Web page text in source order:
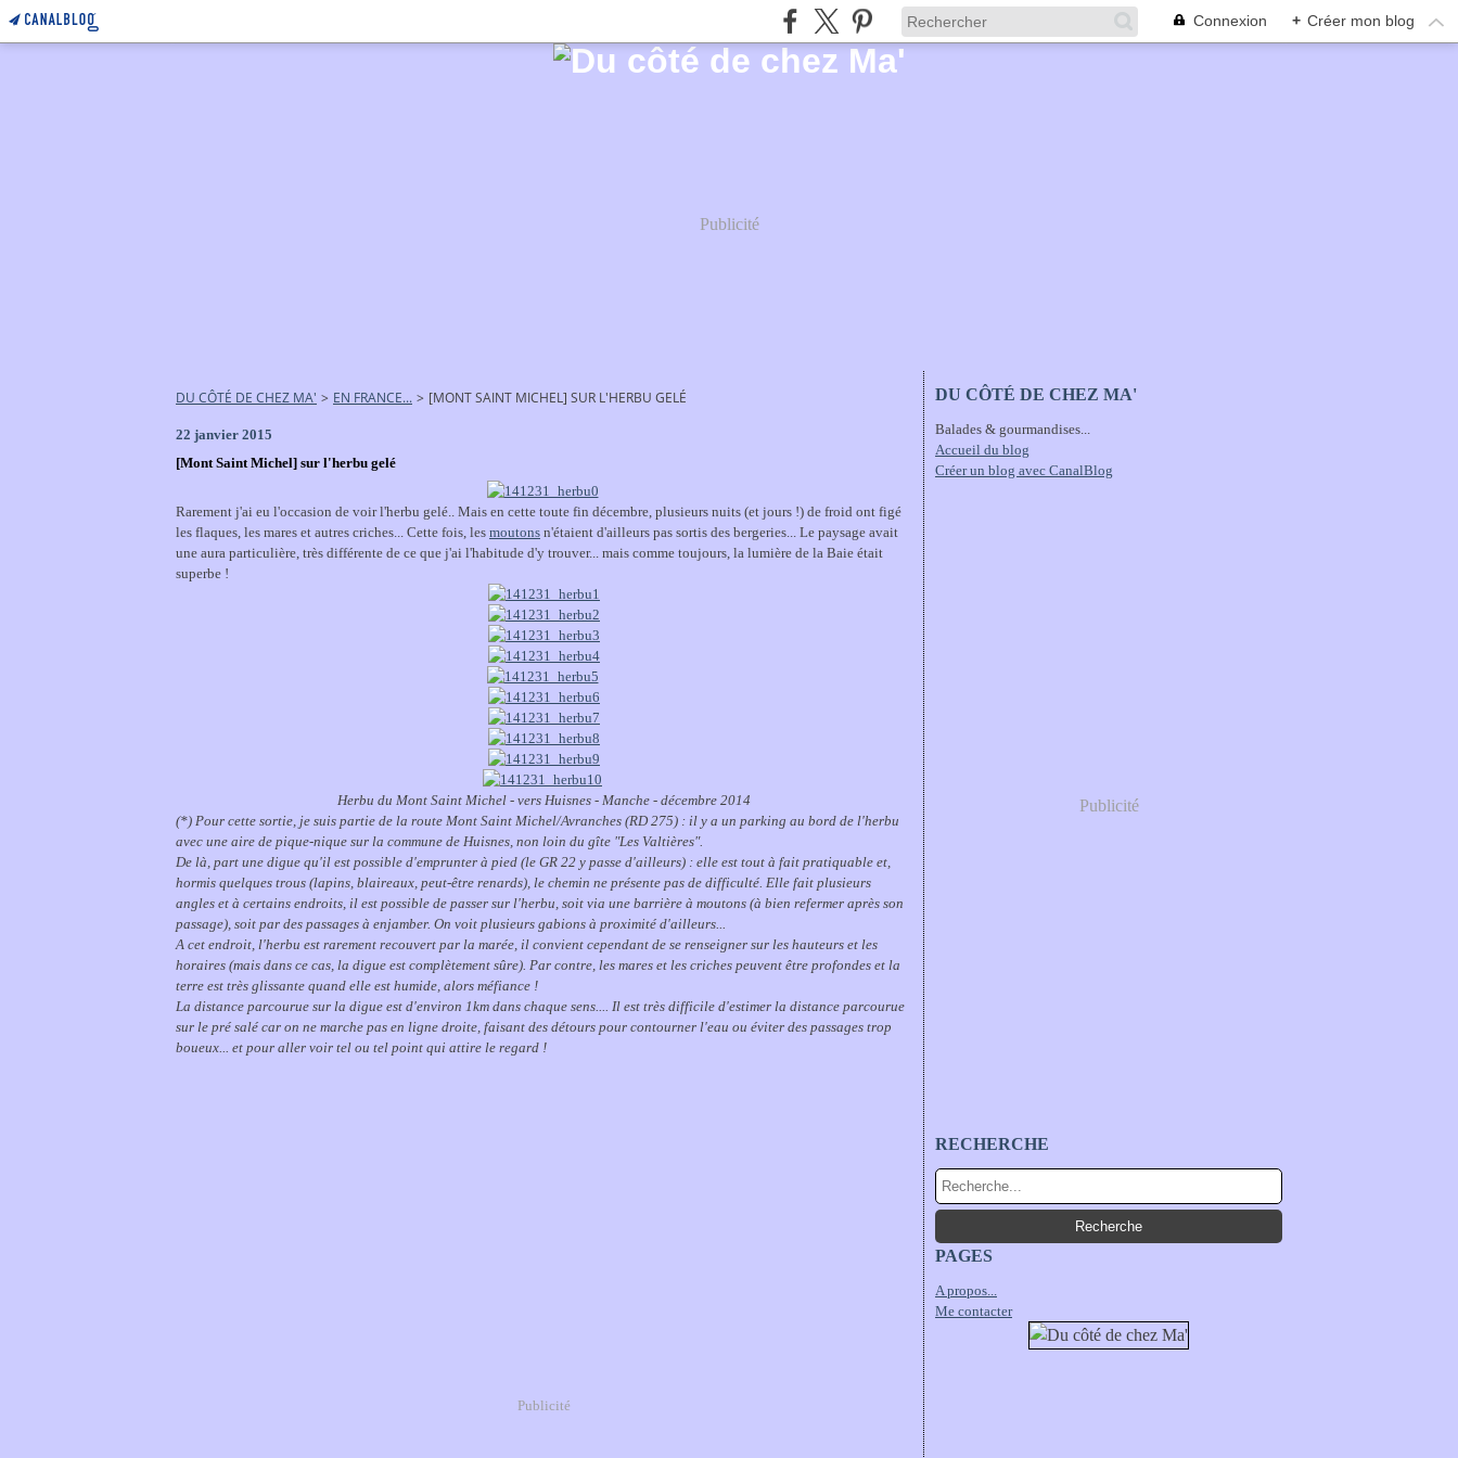
Connexion + Créer mon blog
Publicité
DU CÔTÉ DE CHEZ MA' > EN FRANCE... > [MONT SAINT MICHEL] SUR L'HERBU GELÉ
22 janvier 2015
[Mont Saint Michel] sur l'herbu gelé
Rarement j'ai eu l'occasion de voir l'herbu gelé.. Mais en cette toute fin décembre, plusieurs nuits (et jours !) de froid ont figé
les flaques, les mares et autres criches... Cette fois, les moutons n'étaient d'ailleurs pas sortis des bergeries... Le paysage avait
une aura particulière, très différente de ce que j'ai l'habitude d'y trouver... mais comme toujours, la lumière de la Baie était
superbe !
Herbu du Mont Saint Michel - vers Huisnes - Manche - décembre 2014
(*) Pour cette sortie, je suis partie de la route Mont Saint Michel/Avranches (RD 275) : il y a un parking au bord de l'herbu
avec une aire de pique-nique sur la commune de Huisnes, non loin du gîte "Les Valtières".
De là, part une digue qu'il est possible d'emprunter à pied (le GR 22 y passe d'ailleurs) : elle est tout à fait pratiquable et,
hormis quelques trous (lapins, blaireaux, peut-être renards), le chemin ne présente pas de difficulté. Elle fait plusieurs
angles et à certains endroits, il est possible de passer sur l'herbu, soit via une barrière à moutons (à bien refermer après son
passage), soit par des passages à enjamber. On voit plusieurs gabions à proximité d'ailleurs...
A cet endroit, l'herbu est rarement recouvert par la marée, il convient cependant de se renseigner sur les hauteurs et les
horaires (mais dans ce cas, la digue est complètement sûre). Par contre, les mares et les criches peuvent être profondes et la
terre est très glissante quand elle est humide, alors méfiance !
La distance parcourue sur la digue est d'environ 1km dans chaque sens.... Il est très difficile d'estimer la distance parcourue
sur le pré salé car on ne marche pas en ligne droite, faisant des détours pour contourner l'eau ou éviter des passages trop
boueux... et pour aller voir tel ou tel point qui attire le regard !
Publicité
DU CÔTÉ DE CHEZ MA'
Balades & gourmandises...
Accueil du blog
Créer un blog avec CanalBlog
Publicité
RECHERCHE
PAGES
A propos...
Me contacter